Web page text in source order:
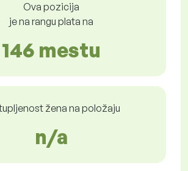
Ova pozicija
je na rangu plata na
146 mestu
žena na položaju
n/a